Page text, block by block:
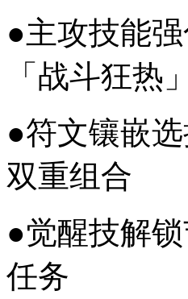
●主攻技能
「战斗狂热」
●符文镶嵌
双重组合
●觉醒技解
任务